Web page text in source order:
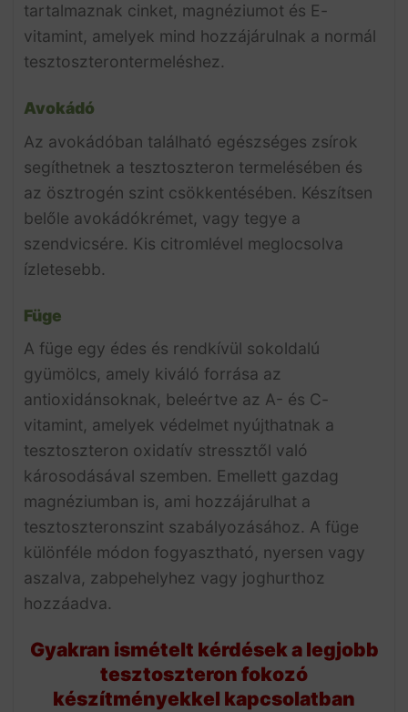
tartalmaznak cinket, magnéziumot és E-
vitamint, amelyek mind hozzájárulnak a normál
tesztoszterontermeléshez.
Avokádó
Az avokádóban található egészséges zsírok
segíthetnek a tesztoszteron termelésében és
az ösztrogén szint csökkentésében. Készítsen
belőle avokádókrémet, vagy tegye a
szendvicsére. Kis citromlével meglocsolva
ízletesebb.
Füge
A füge egy édes és rendkívül sokoldalú
gyümölcs, amely kiváló forrása az
antioxidánsoknak, beleértve az A- és C-
vitamint, amelyek védelmet nyújthatnak a
tesztoszteron oxidatív stressztől való
károsodásával szemben. Emellett gazdag
magnéziumban is, ami hozzájárulhat a
tesztoszteronszint szabályozásához. A füge
különféle módon fogyasztható, nyersen vagy
aszalva, zabpehelyhez vagy joghurthoz
hozzáadva.
Gyakran ismételt kérdések a legjobb
tesztoszteron fokozó
készítményekkel kapcsolatban